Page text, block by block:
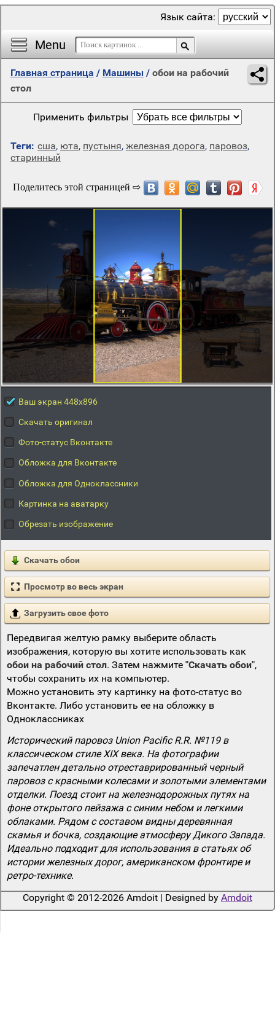
Menu
Язык сайта:
Главная страница / Машины / обои на рабочий
стол
Применить фильтры
Теги: сша, юта, пустыня, железная дорога, паровоз,
старинный
Ваш экран 448x896
Скачать оригинал
Фото-статус Вконтакте
Обложка для Вконтакте
Обложка для Одноклассники
Картинка на аватарку
Обрезать изображение
Скачать обои
Просмотр во весь экран
Загрузить свое фото
Передвигая желтую рамку выберите область
изображения, которую вы хотите использовать как
обои на рабочий стол. Затем нажмите "Скачать обои",
чтобы сохранить их на компьютер.
Можно установить эту картинку на фото-статус во
Вконтакте. Либо установить ее на обложку в
Одноклассниках
Исторический паровоз Union Pacific R.R. №119 в
классическом стиле XIX века. На фотографии
запечатлен детально отреставрированный черный
паровоз с красными колесами и золотыми элементами
отделки. Поезд стоит на железнодорожных путях на
фоне открытого пейзажа с синим небом и легкими
облаками. Рядом с составом видны деревянная
скамья и бочка, создающие атмосферу Дикого Запада.
Идеально подходит для использования в статьях об
истории железных дорог, американском фронтире и
ретро-технике.
Copyright © 2012-2026 Amdoit | Designed by Amdoit